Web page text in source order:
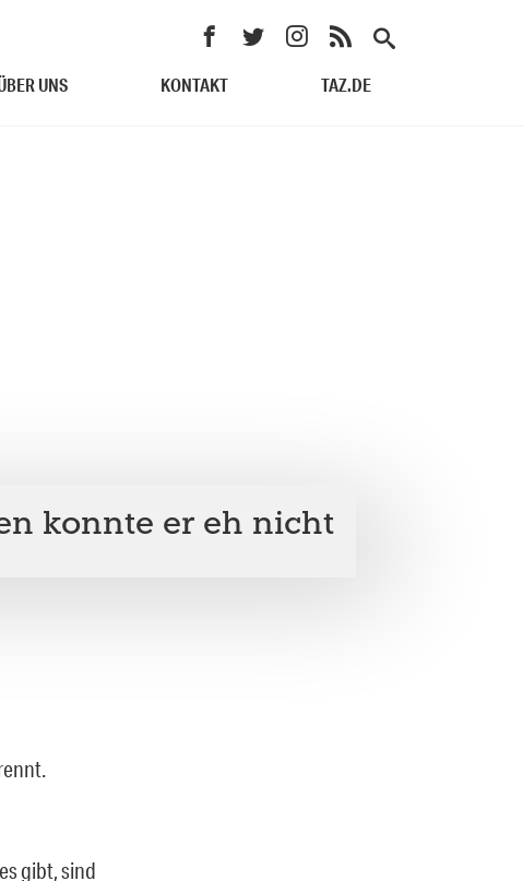
UNS KONTAKT TAZ.DE
konnte er eh nicht
gibt, sind